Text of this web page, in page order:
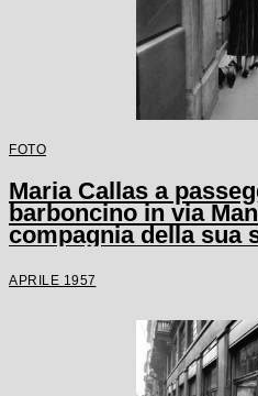
FOTO
Maria Callas a
barboncino in via
compagnia della sua
APRILE 1957